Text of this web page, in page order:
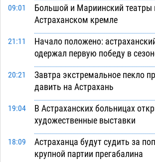
09:01
Большой и Мариинский театры
Астраханском кремле
21:11
Начало положено:
одержал первую победу в
20:21
Завтра экстремальное пекло
давить на Астрахань
19:04
В Астраханских больницах
художественные выставки
18:09
Астраханца будут судить за
крупной партии прегабалина